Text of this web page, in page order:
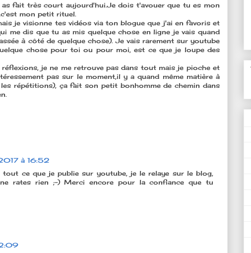
fait très court aujourd'hui.Je dois t'avouer que tu es mon
mon petit rituel.
je visionne tes vidéos via ton blogue que j'ai en favoris et
me dis que tu as mis quelque chose en ligne je vais quand
à côté de quelque chose). Je vais rarement sur youtube
chose pour toi ou pour moi, est ce que je loupe des
je ne me retrouve pas dans tout mais je pioche et
pas sur le moment,il y a quand même matière à
répétitions), ça fait son petit bonhomme de chemin dans
à 16:52
ce que je publie sur youtube, je le relaye sur le blog,
rates rien ;-) Merci encore pour la confiance que tu